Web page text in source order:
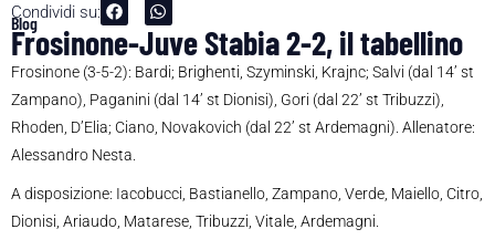
Condividi su:
Blog
Frosinone-Juve Stabia 2-2, il tabellino
Frosinone (3-5-2): Bardi; Brighenti, Szyminski, Krajnc; Salvi (dal 14’ st
Zampano), Paganini (dal 14’ st Dionisi), Gori (dal 22’ st Tribuzzi),
Rhoden, D’Elia; Ciano, Novakovich (dal 22’ st Ardemagni). Allenatore:
Alessandro Nesta.
A disposizione: Iacobucci, Bastianello, Zampano, Verde, Maiello, Citro,
Dionisi, Ariaudo, Matarese, Tribuzzi, Vitale, Ardemagni.